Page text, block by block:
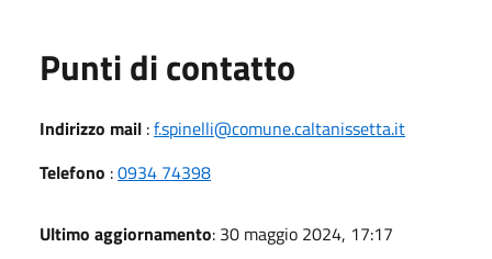
Punti di contatto
Indirizzo mail :f.spinelli@comune.caltanissetta.it
Telefono :0934 74398
Ultimo aggiornamento: 30 maggio 2024, 17:17